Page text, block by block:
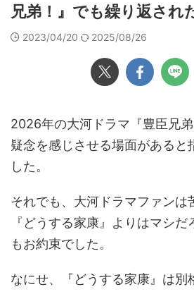
兄弟！』でも繰り返され
2023/04/20 2025/08/26
2026年の大河ドラマ『豊臣兄
疑念を感じさせる場面があると
した。
それでも、大河ドラマファンは
『どうする家康』よりはマシ
もお約束でした。
なにせ、『どうする家康』は別